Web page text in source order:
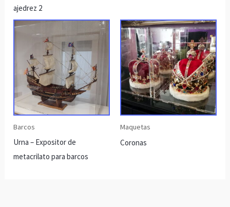
ajedrez 2
Barcos
Urna – Expositor de
metacrilato para barcos
Maquetas
Coronas